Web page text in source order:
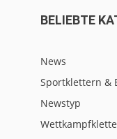
BELIEBTE
News
Sportklettern &
Newstyp